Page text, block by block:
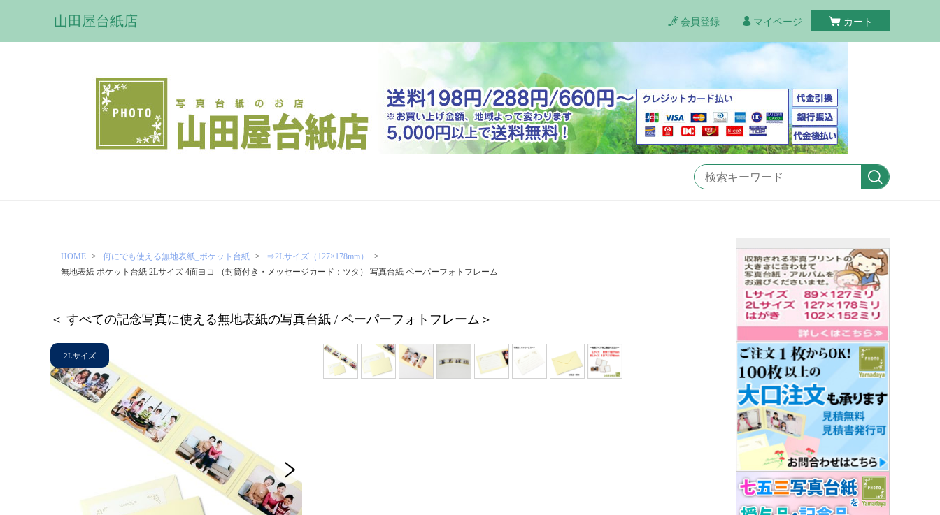
山田屋台紙店 会員登録 マイページ カート
HOME 何にでも使える無地表紙_ポケット台紙
⇒2Lサイズ（127×178mm）
無地表紙 ポケット台紙 2Lサイズ 4面ヨコ （封筒付き・メッセージカード：ツタ） 写真台紙 ペーパーフォトフレーム
＜ すべての記念写真に使える無地表紙の写真台紙 / ペーパーフォトフレーム＞